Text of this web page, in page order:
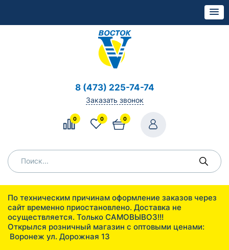
8 (473) 225-74-74
Заказать звонок
0 0 0
По техническим причинам оформление заказов через
сайт временно приостановлено. Доставка не
осуществляется. Только САМОВЫВОЗ!!!
Открылся розничный магазин с оптовыми ценами:
Воронеж ул. Дорожная 13